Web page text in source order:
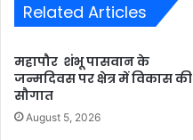
Related Articles
महापौर शंभू पासवान के
जन्मदिवस पर क्षेत्र में विकास की
सौगात
August 5, 2026